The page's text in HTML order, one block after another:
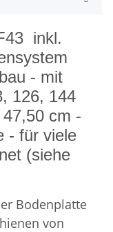
inkl.
- mit
126, 144
cm -
- für viele
(siehe
Bodenplatte
von